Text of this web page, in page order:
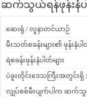
ဆက်သွယ်ရန်ဖုန်းနံပါ
ဆေးရုံ / လူနာတင်ယာဉ်
မီးသတ်စခန်းများ၏ ဖုန်းနံပါ
ရဲစခန်းဖုန်းနံပါတ်များ
ပဲခူးတိုင်းဒေသကြီးအတွင်းရှိ
လျှပ်စစ်မီးပျက်ပါက ဆက်သွ